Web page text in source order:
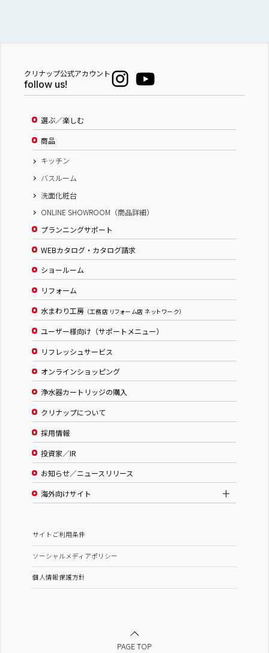
クリナップ公式アカウント
follow us!
選ぶ／楽しむ
商品
キッチン
バスルーム
洗面化粧台
ONLINE SHOWROOM（商品詳細）
プランニングサポート
WEBカタログ・カタログ請求
ショールーム
リフォーム
水まわり工房 （工務店 リフォーム店 ネットワーク）
ユーザー様向け（サポートメニュー）
リフレッシュサービス
オンラインショッピング
浄水器カートリッジの購入
クリナップについて
採用情報
投資家／IR
お知らせ／ニュースリリース
海外向けサイト
サイトご利用条件
ソーシャルメディアポリシー
個人情報保護方針
PAGE TOP